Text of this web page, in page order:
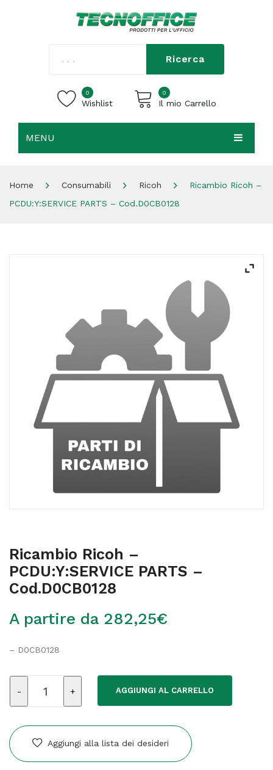
Ricerca
0
Wishlist
0
Il mio Carrello
MENU
Home Consumabili Ricoh
Ricambio Ricoh –
PCDU:Y:SERVICE PARTS – Cod.D0CB0128
Ricambio Ricoh –
PCDU:Y:SERVICE PARTS –
Cod.D0CB0128
A partire da 282,25€
– D0CB0128
PCDU:Y:SERVICE
PARTS
AGGIUNGI AL CARRELLO
Aggiungi alla lista dei desideri